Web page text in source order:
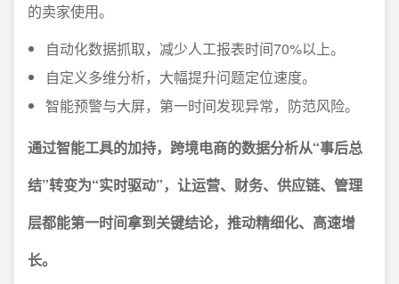
的卖家使用。
自动化数据抓取，减少人工报表时间70%以上。
自定义多维分析，大幅提升问题定位速度。
智能预警与大屏，第一时间发现异常，防范风险。
通过智能工具的加持，跨境电商的数据分析从“事后总
结”转变为“实时驱动”，让运营、财务、供应链、管理
层都能第一时间拿到关键结论，推动精细化、高速增
长。